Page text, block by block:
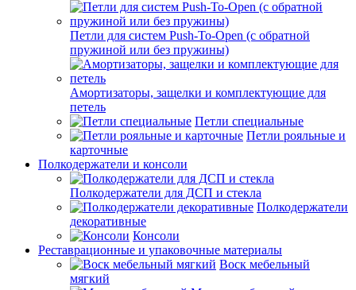
Петли для систем Push-To-Open (с обратной
пружиной или без пружины)
Амортизаторы, защелки и комплектующие для
петель
Петли специальные
Петли рояльные и
карточные
Полкодержатели и консоли
Полкодержатели для ДСП и стекла
Полкодержатели
декоративные
Консоли
Реставрационные и упаковочные материалы
Воск мебельный
мягкий